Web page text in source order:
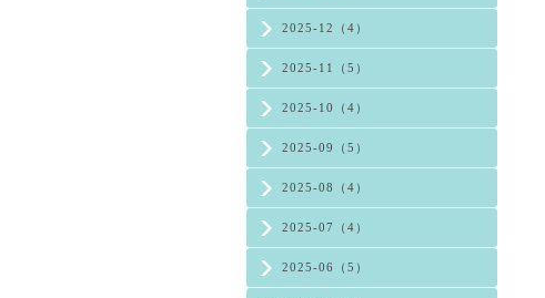
2025-12（4）
2025-11（5）
2025-10（4）
2025-09（5）
2025-08（4）
2025-07（4）
2025-06（5）